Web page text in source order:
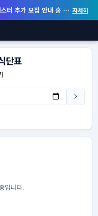
터 추가 모집 안내 홈 화면 위젯 등 지원 자세히
단표
입니다.